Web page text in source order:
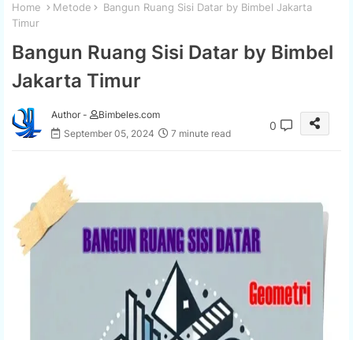
Home Metode
Bangun Ruang Sisi Datar by Bimbel Jakarta
Timur
Bangun Ruang Sisi Datar by Bimbel
Jakarta Timur
Author -
Bimbeles.com
September 05, 2024
7 minute read
0